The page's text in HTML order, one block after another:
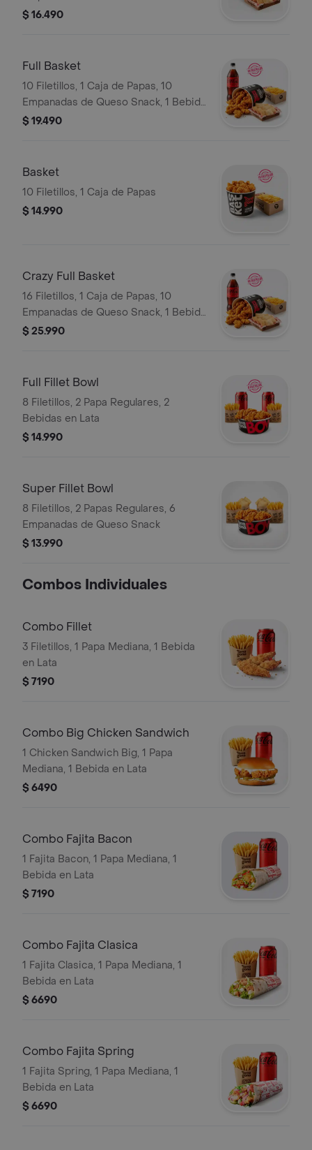
$ 16.490
Full Basket
10 Filetillos, 1 Caja de Papas, 10
Empanadas de Queso Snack, 1 Bebida
1.5L
$ 19.490
Basket
10 Filetillos, 1 Caja de Papas
$ 14.990
Crazy Full Basket
16 Filetillos, 1 Caja de Papas, 10
Empanadas de Queso Snack, 1 Bebida
1.5L.
$ 25.990
Full Fillet Bowl
8 Filetillos, 2 Papa Regulares, 2
Bebidas en Lata
$ 14.990
Super Fillet Bowl
8 Filetillos, 2 Papas Regulares, 6
Empanadas de Queso Snack
$ 13.990
Combos Individuales
Combo Fillet
3 Filetillos, 1 Papa Mediana, 1 Bebida
en Lata
$ 7190
Combo Big Chicken Sandwich
1 Chicken Sandwich Big, 1 Papa
Mediana, 1 Bebida en Lata
$ 6490
Combo Fajita Bacon
1 Fajita Bacon, 1 Papa Mediana, 1
Bebida en Lata
$ 7190
Combo Fajita Clasica
1 Fajita Clasica, 1 Papa Mediana, 1
Bebida en Lata
$ 6690
Combo Fajita Spring
1 Fajita Spring, 1 Papa Mediana, 1
Bebida en Lata
$ 6690